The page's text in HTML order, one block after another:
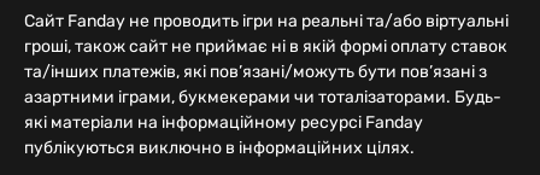
Сайт Fanday не проводить ігри на реальні та/або віртуальні
гроші, також сайт не приймає ні в якій формі оплату ставок
та/інших платежів, які пов’язані/можуть бути пов’язані з
азартними іграми, букмекерами чи тоталізаторами. Будь-
які матеріали на інформаційному ресурсі Fanday
публікуються виключно в інформаційних цілях.